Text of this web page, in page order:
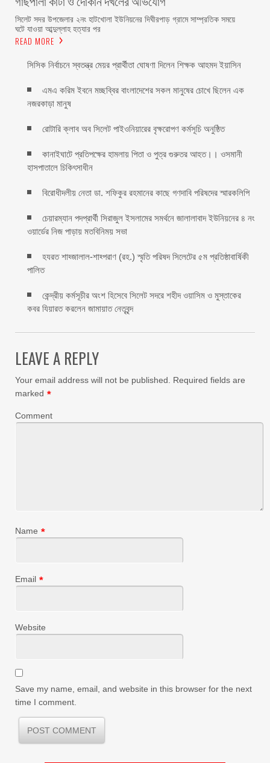
সিলেট সদর উপজেলার ২নং হাটখোলা ইউনিয়নের দিঘীরপাড় গ্রামে সাম্প্রতিক সময়ে
ঘটে যাওয়া আব্দুল্লাহ হত্যার পর
READ MORE
সিসিক নির্বাচনে স্বতন্ত্র মেয়র প্রার্থীতা ঘোষণা দিলেন শিক্ষক আহমদ ইয়াসিন
এমএ করিম ইবনে মচ্ছব্বির বাংলাদেশের সকল মানুষের চোখে ছিলেন এক
নজরকাড়া মানুষ ‎
রোটারি ক্লাব অব সিলেট পাইওনিয়ারের বৃক্ষরোপণ কর্মসূচি অনুষ্ঠিত
কানাইঘাটে প্রতিপক্ষের হামলায় পিতা ও পুত্র গুরুতর আহত।। ওসমানী
হাসপাতালে চিকিৎসাধীন
বিরোধীদলীয় নেতা ডা. শফিকুর রহমানের কাছে গণদাবি পরিষদের স্মারকলিপি ‎
চেয়ারম্যান পদপ্রার্থী সিরাজুল ইসলামের সমর্থনে জালালাবাদ ইউনিয়নের ৪ নং
ওয়ার্ডের নিজ পাড়ায় মতবিনিময় সভা
হযরত শাহ্জালাল-শাহ্পরাণ (রহ.) স্মৃতি পরিষদ সিলেটের ৫ম প্রতিষ্ঠাবার্ষিকী
পালিত ‎​
কেন্দ্রীয় কর্মসূচীর অংশ হিসেবে সিলেট সদরে শহীদ ওয়াসিম ও মুস্তাকের
কবর যিয়ারত করলেন জামায়াত নেতৃবৃন্দ ‎
LEAVE A REPLY
Your email address will not be published.
Required fields are
marked *
Comment
Name *
Email *
Website
Save my name, email, and website in this browser for the next
time I comment.